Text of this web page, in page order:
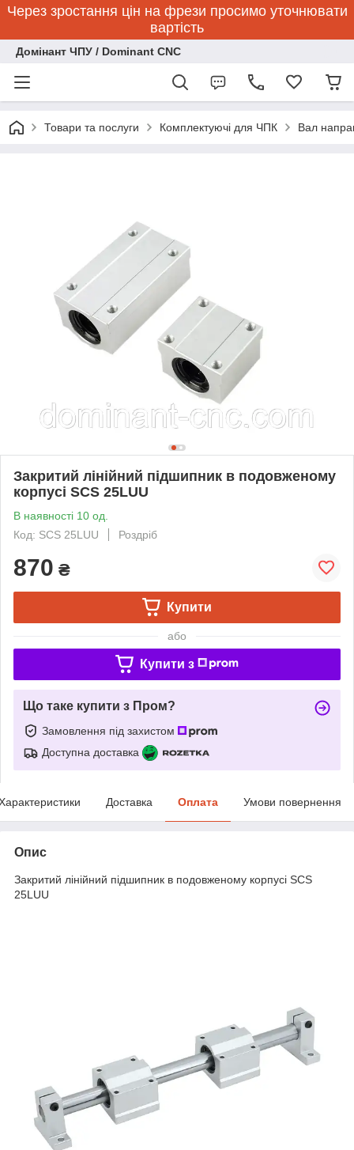
Через зростання цін на фрези просимо уточнювати
вартість
Домінант ЧПУ / Dominant CNC
Товари та послуги Комплектуючі для ЧПК Вал
Закритий лінійний підшипник в подовженому
корпусі SCS 25LUU
В наявності 10 од.
Код: SCS 25LUU
Роздріб
870 ₴
Купити
або
Купити з
Що таке купити з Пром?
Замовлення під захистом
Доступна доставка
Доставка Оплата Умови повернення
Опис
Закритий лінійний підшипник в подовженому корпусі SCS
25LUU